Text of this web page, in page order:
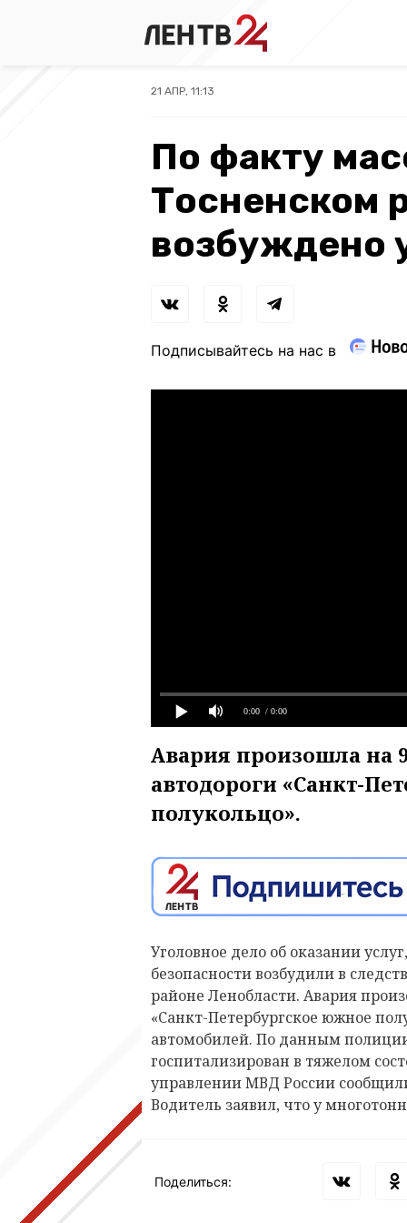
21 АПР, 11:13
По факту
Тосненском
возбуждено
Подписывайтесь на нас в
0:00 / 0:00
Авария произошла на
автодороги «Санкт-
полукольцо».
Уголовное дело об оказании
безопасности возбудили в
районе Ленобласти. Авария
«Санкт-Петербургское южное
автомобилей. По данным
госпитализирован в тяжелом
управлении МВД России
Водитель заявил, что у
Поделиться: